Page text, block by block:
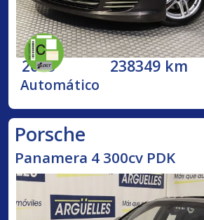
2013 238349 km
Automático
Porsche
Panamera 4 300cv PDK